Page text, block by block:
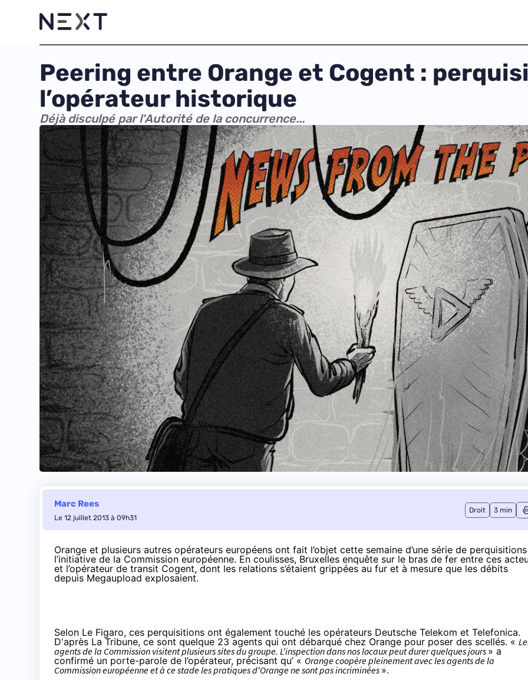
Peering entre Orange et Cogent :
l’opérateur historique
Déjà disculpé par l'Autorité de la concurrence...
Marc Rees
Le 12 juillet 2013 à 09h31
Droit 3 min
Orange et plusieurs autres opérateurs européens ont fait l’objet cette semaine d’une série de
l’initiative de la Commission européenne. En coulisses, Bruxelles enquête sur le bras de fer entre ces
et l’opérateur de transit Cogent, dont les relations s’étaient grippées au fur et à mesure que les débits
depuis Megaupload explosaient.
Selon Le Figaro, ces perquisitions ont également touché les opérateurs Deutsche Telekom et Telefonica.
D'après La Tribune, ce sont quelque 23 agents qui ont débarqué chez Orange pour poser des scellés. «
agents de la Commission visitent plusieurs sites du groupe. L'inspection dans nos locaux peut durer quelques jours » a
confirmé un porte-parole de l’opérateur, précisant qu’ « Orange coopère pleinement avec les agents de la
Commission européenne et à ce stade les pratiques d'Orange ne sont pas incriminées ».